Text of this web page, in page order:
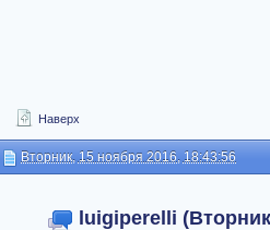
Наверх
Вторник, 15 ноября 2016, 18:43:56
luigiperelli